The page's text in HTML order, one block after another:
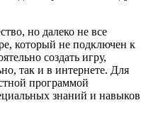
но далеко не все
который не подключен к
создать игру,
так и в интернете. Для
программой
знаний и навыков